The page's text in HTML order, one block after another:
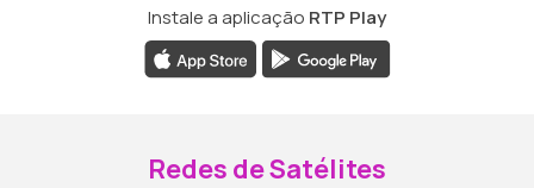
Instale a aplicação RTP Play
Redes de Satélites